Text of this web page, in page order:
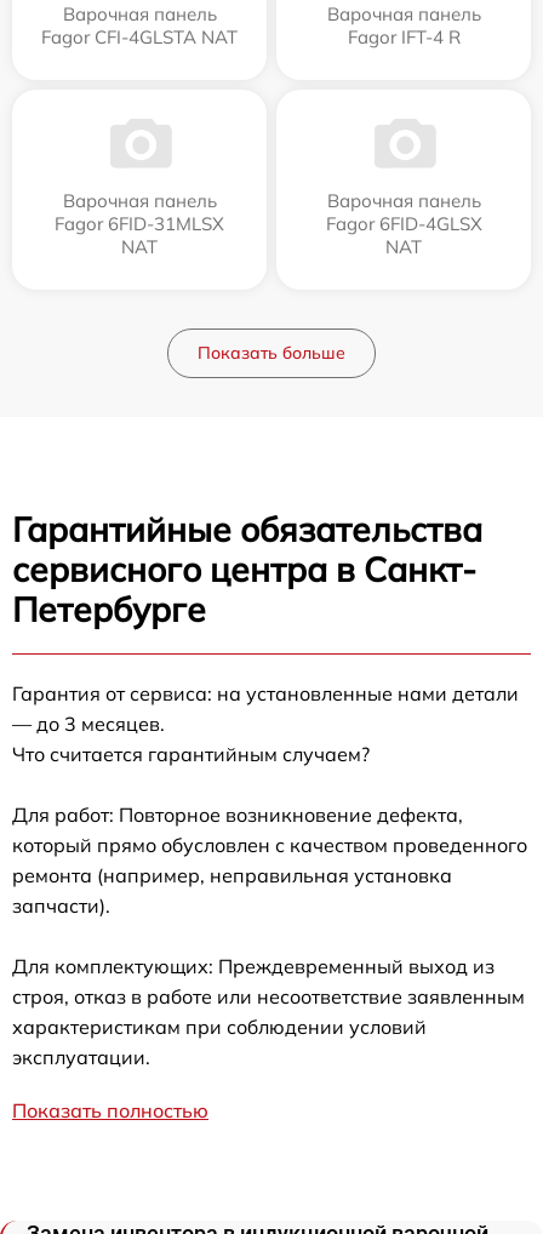
Варочная панель
Fagor CFI-4GLSTA NAT
Варочная панель
Fagor IFT-4 R
Варочная панель
Fagor 6FID-31MLSX
NAT
Варочная панель
Fagor 6FID-4GLSX
NAT
Показать больше
Гарантийные обязательства
сервисного центра в Санкт-
Петербурге
Гарантия от сервиса: на установленные нами детали
— до 3 месяцев.
Что считается гарантийным случаем?
Для работ: Повторное возникновение дефекта,
который прямо обусловлен с качеством проведенного
ремонта (например, неправильная установка
запчасти).
Для комплектующих: Преждевременный выход из
строя, отказ в работе или несоответствие заявленным
характеристикам при соблюдении условий
эксплуатации.
Показать полностью